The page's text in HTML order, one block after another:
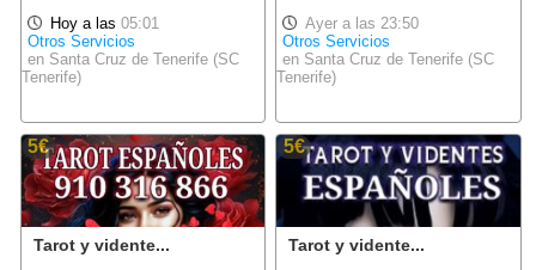
Hoy a las 05:01
Otros Servicios
en Santa Cruz de Tenerife (SC
Tenerife)
Ayer a las 23:50
Otros Servicios
en Santa Cruz de Tenerife (SC
Tenerife)
5€
Tarot y vidente...
5€
Tarot y vidente...